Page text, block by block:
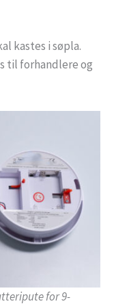
kastes i søpla.
til forhandlere og
for 9-